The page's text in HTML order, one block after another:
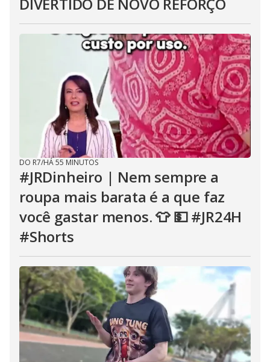
DO R7/HÁ 55 MINUTOS
#JRDinheiro | Nem sempre a
roupa mais barata é a que faz
você gastar menos. 👕 💵 #JR24H
#Shorts